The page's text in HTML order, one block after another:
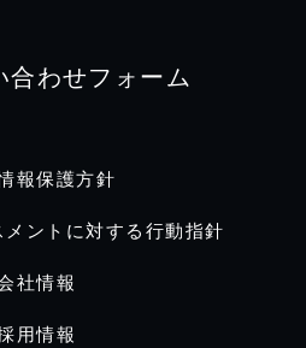
合わせフォーム
報保護方針
ントに対する行動指針
社情報
用情報